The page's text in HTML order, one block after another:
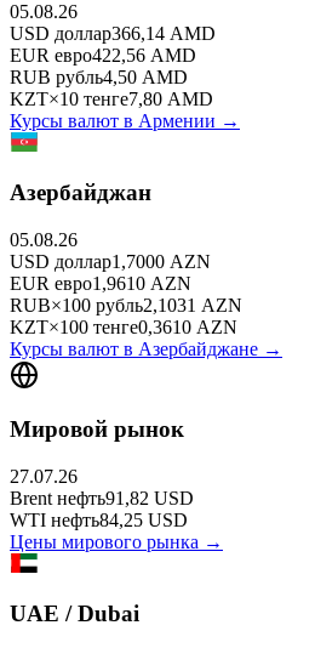
05.08.26
USD доллар366,14 AMD
EUR евро422,56 AMD
RUB рубль4,50 AMD
KZT×10 тенге7,80 AMD
Курсы валют в Армении →
Азербайджан
05.08.26
USD доллар1,7000 AZN
EUR евро1,9610 AZN
RUB×100 рубль2,1031 AZN
KZT×100 тенге0,3610 AZN
Курсы валют в Азербайджане →
Мировой рынок
27.07.26
Brent нефть91,82 USD
WTI нефть84,25 USD
Цены мирового рынка →
UAE / Dubai